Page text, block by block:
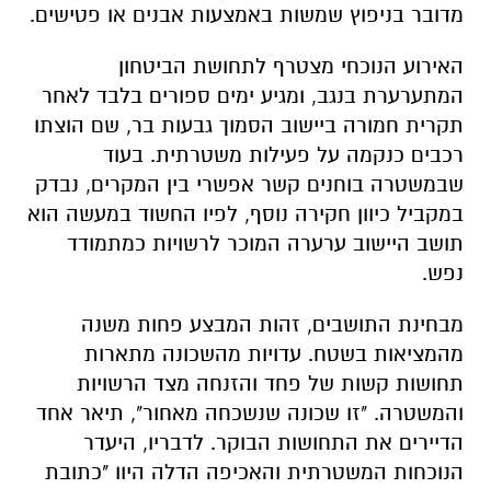
מדובר בניפוץ שמשות באמצעות אבנים או פטישים.
האירוע הנוכחי מצטרף לתחושת הביטחון
המתערערת בנגב, ומגיע ימים ספורים בלבד לאחר
תקרית חמורה ביישוב הסמוך גבעות בר, שם הוצתו
רכבים כנקמה על פעילות משטרתית. בעוד
שבמשטרה בוחנים קשר אפשרי בין המקרים, נבדק
במקביל כיוון חקירה נוסף, לפיו החשוד במעשה הוא
תושב היישוב ערערה המוכר לרשויות כמתמודד
נפש.
מבחינת התושבים, זהות המבצע פחות משנה
מהמציאות בשטח. עדויות מהשכונה מתארות
תחושות קשות של פחד והזנחה מצד הרשויות
והמשטרה. "זו שכונה שנשכחה מאחור", תיאר אחד
הדיירים את התחושות הבוקר. לדבריו, היעדר
הנוכחות המשטרתית והאכיפה הדלה היוו "כתובת